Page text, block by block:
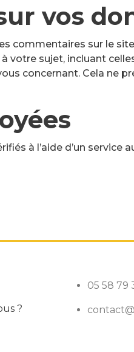
vos
commentaires sur le
sujet, incluant
concernant. Cela ne
à l’aide d’un
?
05 58 79